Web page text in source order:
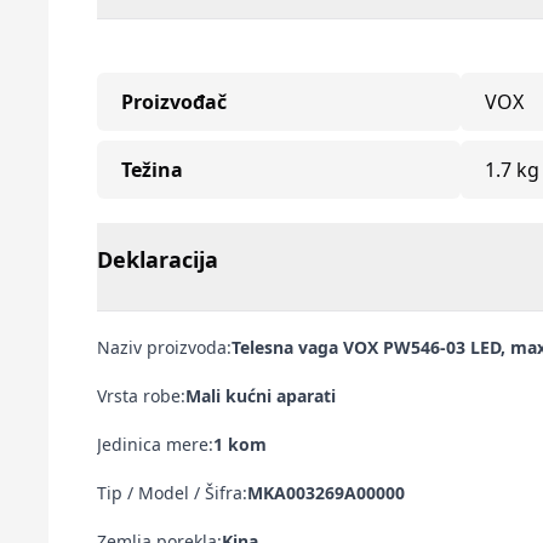
Proizvođač VOX
Težina 1.7 kg
Deklaracija
Naziv proizvoda:Telesna vaga VOX PW546-03 LED,
Vrsta robe:Mali kućni aparati
Jedinica mere:1 kom
Tip / Model / Šifra:MKA003269A00000